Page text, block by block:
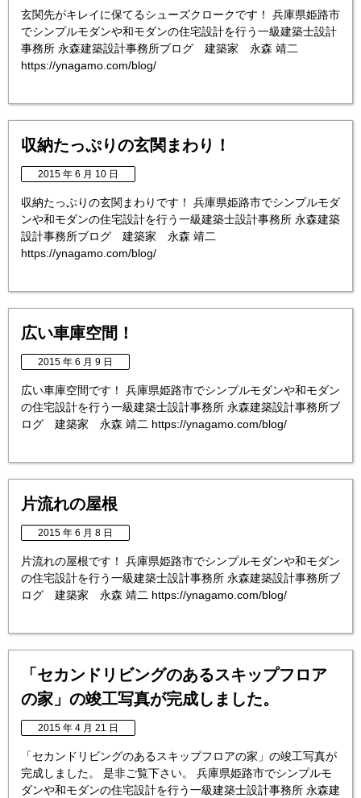
玄関先がキレイに保てるシューズクロークです！ 兵庫県姫路市
でシンプルモダンや和モダンの住宅設計を行う一級建築士設計
事務所 永森建築設計事務所ブログ 建築家 永森 靖二
https://ynagamo.com/blog/
収納たっぷりの玄関まわり！
2015 年 6 月 10 日
収納たっぷりの玄関まわりです！ 兵庫県姫路市でシンプルモダ
ンや和モダンの住宅設計を行う一級建築士設計事務所 永森建築
設計事務所ブログ 建築家 永森 靖二
https://ynagamo.com/blog/
広い車庫空間！
2015 年 6 月 9 日
広い車庫空間です！ 兵庫県姫路市でシンプルモダンや和モダン
の住宅設計を行う一級建築士設計事務所 永森建築設計事務所ブ
ログ 建築家 永森 靖二 https://ynagamo.com/blog/
片流れの屋根
2015 年 6 月 8 日
片流れの屋根です！ 兵庫県姫路市でシンプルモダンや和モダン
の住宅設計を行う一級建築士設計事務所 永森建築設計事務所ブ
ログ 建築家 永森 靖二 https://ynagamo.com/blog/
「セカンドリビングのあるスキップフロア
の家」の竣工写真が完成しました。
2015 年 4 月 21 日
「セカンドリビングのあるスキップフロアの家」の竣工写真が
完成しました。 是非ご覧下さい。 兵庫県姫路市でシンプルモ
ダンや和モダンの住宅設計を行う一級建築士設計事務所 永森建